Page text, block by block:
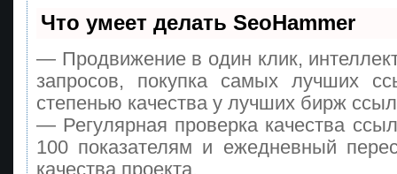
Что умеет делать SeoHammer
— Продвижение в один клик,
запросов, покупка самых лучших
степенью качества у лучших бирж
— Регулярная проверка качества
100 показателям и ежедневный
качества проекта.